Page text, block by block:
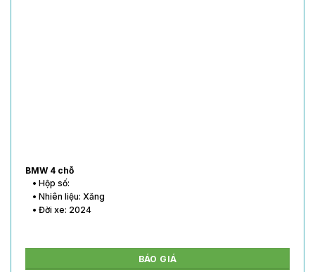
BMW 4 chỗ
• Hộp số:
• Nhiên liệu: Xăng
• Đời xe: 2024
BÁO GIÁ